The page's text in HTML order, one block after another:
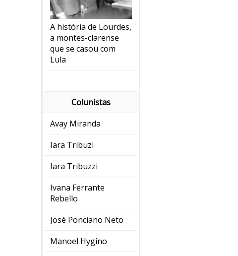
A história de Lourdes,
a montes-clarense
que se casou com
Lula
Colunistas
Avay Miranda
Iara Tribuzi
Iara Tribuzzi
Ivana Ferrante
Rebello
José Ponciano Neto
Manoel Hygino